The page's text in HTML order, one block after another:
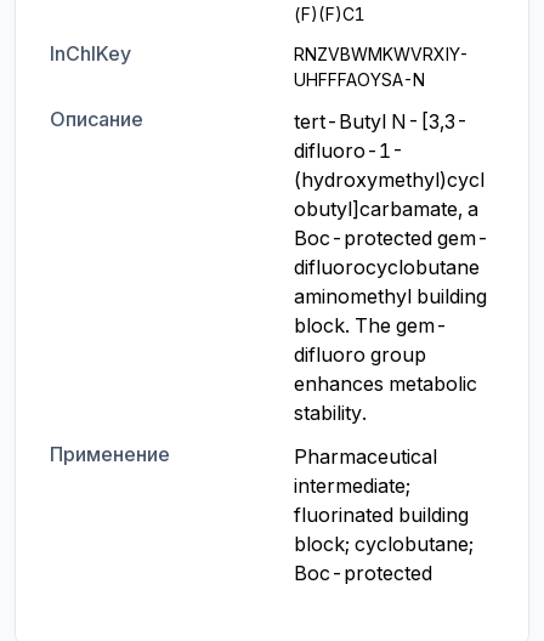
(F)(F)C1
InChIKey
RNZVBWMKWVRXIY-
UHFFFAOYSA-N
Описание
tert-Butyl N-[3,3-
difluoro-1-
(hydroxymethyl)cycl
obutyl]carbamate, a
Boc-protected gem-
difluorocyclobutane
aminomethyl building
block. The gem-
difluoro group
enhances metabolic
stability.
Применение
Pharmaceutical
intermediate;
fluorinated building
block; cyclobutane;
Boc-protected